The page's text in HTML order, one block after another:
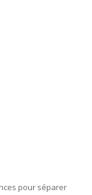
pour séparer